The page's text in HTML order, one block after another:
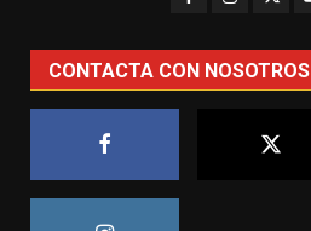
CONTACTA CON NOSOTROS